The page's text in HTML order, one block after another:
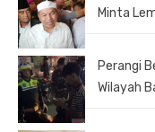
Minta
Perangi
Wilayah